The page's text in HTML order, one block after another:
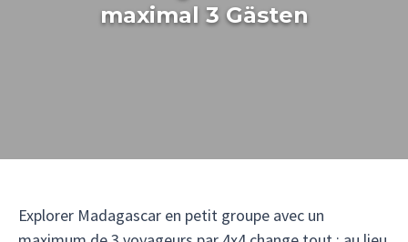
maximal 3 Gästen
Explorer Madagascar en petit groupe avec un